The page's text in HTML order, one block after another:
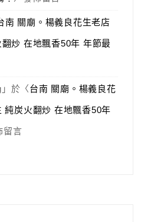
南 關廟。楊義良花生老店
炒 在地飄香50年 年節最
」於〈台南 關廟。楊義良花
純炭火翻炒 在地飄香50年
留言